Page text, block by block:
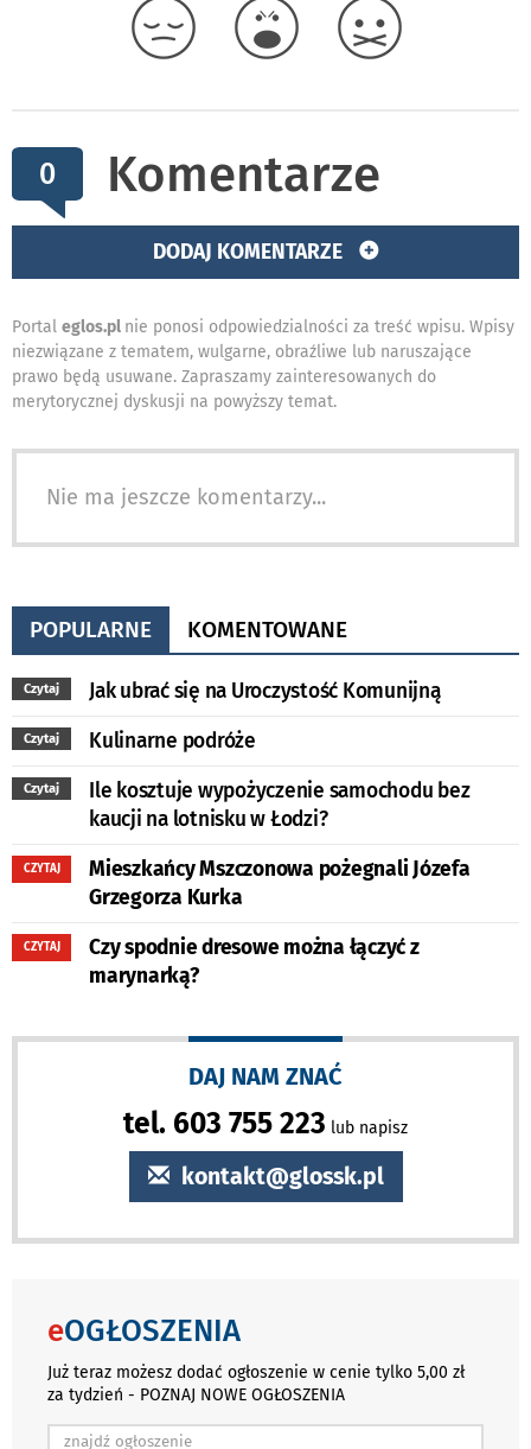
0 Komentarze
DODAJ KOMENTARZE
Portal eglos.pl nie ponosi odpowiedzialności za treść wpisu. Wpisy
niezwiązane z tematem, wulgarne, obraźliwe lub naruszające
prawo będą usuwane. Zapraszamy zainteresowanych do
merytorycznej dyskusji na powyższy temat.
Nie ma jeszcze komentarzy...
POPULARNE KOMENTOWANE
Czytaj Jak ubrać się na Uroczystość Komunijną
Czytaj Kulinarne podróże
Czytaj
Ile kosztuje wypożyczenie samochodu bez
kaucji na lotnisku w Łodzi?
CZYTAJ
Mieszkańcy Mszczonowa pożegnali Józefa
Grzegorza Kurka
CZYTAJ
Czy spodnie dresowe można łączyć z
marynarką?
DAJ NAM ZNAĆ
tel. 603 755 223 lub napisz
kontakt@glossk.pl
eOGŁOSZENIA
Już teraz możesz dodać ogłoszenie w cenie tylko 5,00 zł
za tydzień - POZNAJ NOWE OGŁOSZENIA